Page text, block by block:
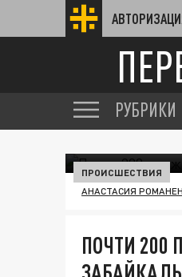
РУБРИКИ
ПРОИСШЕСТВИЯ
АНАСТАСИЯ
ПОЧТИ 200